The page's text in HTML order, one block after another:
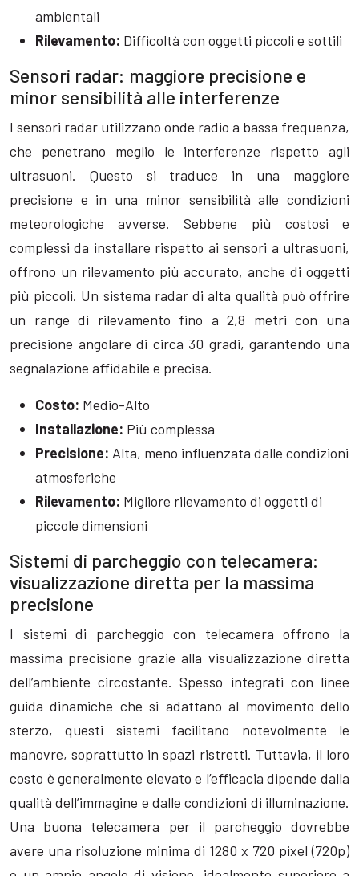
ambientali
Rilevamento: Difficoltà con oggetti piccoli e sottili
Sensori radar: maggiore precisione e
minor sensibilità alle interferenze
I sensori radar utilizzano onde radio a bassa frequenza,
che penetrano meglio le interferenze rispetto agli
ultrasuoni. Questo si traduce in una maggiore
precisione e in una minor sensibilità alle condizioni
meteorologiche avverse. Sebbene più costosi e
complessi da installare rispetto ai sensori a ultrasuoni,
offrono un rilevamento più accurato, anche di oggetti
più piccoli. Un sistema radar di alta qualità può offrire
un range di rilevamento fino a 2,8 metri con una
precisione angolare di circa 30 gradi, garantendo una
segnalazione affidabile e precisa.
Costo: Medio-Alto
Installazione: Più complessa
Precisione: Alta, meno influenzata dalle condizioni
atmosferiche
Rilevamento: Migliore rilevamento di oggetti di
piccole dimensioni
Sistemi di parcheggio con telecamera:
visualizzazione diretta per la massima
precisione
I sistemi di parcheggio con telecamera offrono la
massima precisione grazie alla visualizzazione diretta
dell’ambiente circostante. Spesso integrati con linee
guida dinamiche che si adattano al movimento dello
sterzo, questi sistemi facilitano notevolmente le
manovre, soprattutto in spazi ristretti. Tuttavia, il loro
costo è generalmente elevato e l’efficacia dipende dalla
qualità dell’immagine e dalle condizioni di illuminazione.
Una buona telecamera per il parcheggio dovrebbe
avere una risoluzione minima di 1280 x 720 pixel (720p)